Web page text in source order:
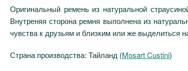
Оригинальный ремень из натуральной
Внутреняя сторона ремня выполнена из
чувства к друзьям и близким или же
Страна производства: Тайланд (Mosart Custini)